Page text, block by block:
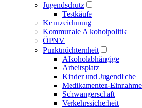
Jugendschutz
Testkäufe
Kennzeichnung
Kommunale Alkoholpolitik
ÖPNV
Punktnüchternheit
Alkoholabhängige
Arbeitsplatz
Kinder und Jugendliche
Medikamenten-Einnahme
Schwangerschaft
Verkehrssicherheit